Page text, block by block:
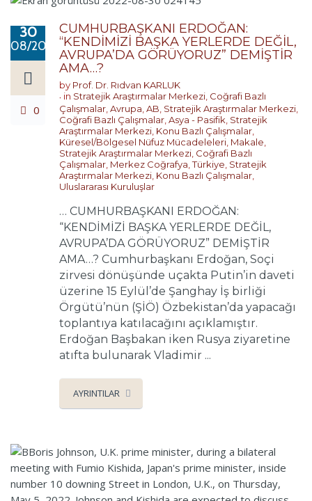
30
08/2022
0
CUMHURBAŞKANI ERDOĞAN:
“KENDİMİZİ BAŞKA YERLERDE DEĞİL,
AVRUPA’DA GÖRÜYORUZ” DEMİŞTİR
AMA…?
by Prof. Dr. Rıdvan KARLUK
in Stratejik Araştırmalar Merkezi Coğrafi Bazlı
Çalışmalar Avrupa AB Stratejik Araştırmalar Merkezi
Coğrafi Bazlı Çalışmalar Asya - Pasifik Stratejik
Araştırmalar Merkezi Konu Bazlı Çalışmalar
Küresel/Bölgesel Nüfuz Mücadeleleri Makale
Stratejik Araştırmalar Merkezi Coğrafi Bazlı
Çalışmalar Merkez Coğrafya ,Türkiye Stratejik
Araştırmalar Merkezi Konu Bazlı Çalışmalar
Uluslararası Kuruluşlar
… CUMHURBAŞKANI ERDOĞAN:
“KENDİMİZİ BAŞKA YERLERDE DEĞİL,
AVRUPA’DA GÖRÜYORUZ” DEMİŞTİR
AMA…? Cumhurbaşkanı Erdoğan, Soçi
zirvesi dönüşünde uçakta Putin’in daveti
üzerine 15 Eylül’de Şanghay İş birliği
Örgütü’nün (ŞİÖ) Özbekistan’da yapacağı
toplantıya katılacağını açıklamıştır.
Erdoğan Başbakan iken Rusya ziyaretine
atıfta bulunarak Vladimir ...
AYRINTILAR